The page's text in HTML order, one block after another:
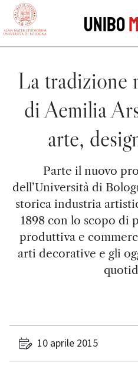
vai al contenuto della pagina
Unibo
La tradizione
di Aemilia
arte,
Parte il nuovo
dell’Università di
storica industria
1898 con lo scopo di
produttiva e
arti decorative e gli
10 aprile 2015